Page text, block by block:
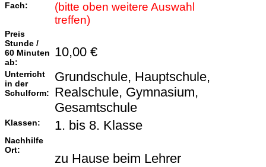
Fach:
(bitte oben weitere Auswahl
treffen)
Preis
Stunde /
60 Minuten
ab:
10,00 €
Unterricht
in der
Schulform:
Grundschule, Hauptschule,
Realschule, Gymnasium,
Gesamtschule
Klassen: 1. bis 8. Klasse
Nachhilfe
Ort:
zu Hause beim Lehrer